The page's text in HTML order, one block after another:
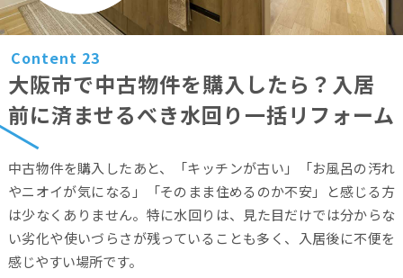
Content 23
大阪市で中古物件を購入したら？入居
前に済ませるべき水回り一括リフォーム
中古物件を購入したあと、「キッチンが古い」「お風呂の汚れ
やニオイが気になる」「そのまま住めるのか不安」と感じる方
は少なくありません。特に水回りは、見た目だけでは分からな
い劣化や使いづらさが残っていることも多く、入居後に不便を
感じやすい場所です。